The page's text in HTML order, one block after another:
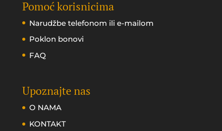
Pomoć korisnicima
Narudžbe telefonom ili e-mailom
Poklon bonovi
FAQ
Upoznajte nas
O NAMA
KONTAKT